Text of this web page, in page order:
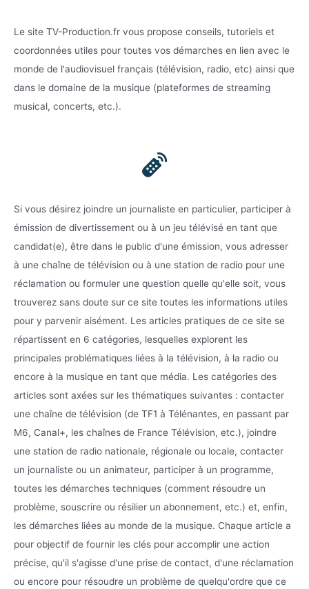
Le site TV-Production.fr vous propose conseils, tutoriels et
coordonnées utiles pour toutes vos démarches en lien avec le
monde de l'audiovisuel français (télévision, radio, etc) ainsi que
dans le domaine de la musique (plateformes de streaming
musical, concerts, etc.).
Si vous désirez joindre un journaliste en particulier, participer à
émission de divertissement ou à un jeu télévisé en tant que
candidat(e), être dans le public d'une émission, vous adresser
à une chaîne de télévision ou à une station de radio pour une
réclamation ou formuler une question quelle qu'elle soit, vous
trouverez sans doute sur ce site toutes les informations utiles
pour y parvenir aisément. Les articles pratiques de ce site se
répartissent en 6 catégories, lesquelles explorent les
principales problématiques liées à la télévision, à la radio ou
encore à la musique en tant que média. Les catégories des
articles sont axées sur les thématiques suivantes : contacter
une chaîne de télévision (de TF1 à Télénantes, en passant par
M6, Canal+, les chaînes de France Télévision, etc.), joindre
une station de radio nationale, régionale ou locale, contacter
un journaliste ou un animateur, participer à un programme,
toutes les démarches techniques (comment résoudre un
problème, souscrire ou résilier un abonnement, etc.) et, enfin,
les démarches liées au monde de la musique. Chaque article a
pour objectif de fournir les clés pour accomplir une action
précise, qu'il s'agisse d'une prise de contact, d'une réclamation
ou encore pour résoudre un problème de quelqu'ordre que ce